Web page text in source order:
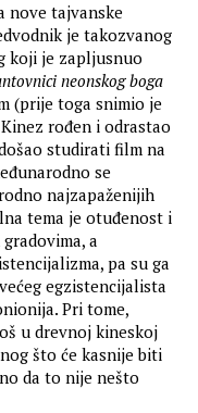
nove tajvanske
je takozvanog
koji je zapljusnuo
neonskog boga
(prije toga snimio je
rođen i odrastao
studirati film na
se
najzapaženijih
tema je otuđenost i
a
pa su ga
egzistencijalista
Pri tome,
u drevnoj kineskoj
što će kasnije biti
da to nije nešto